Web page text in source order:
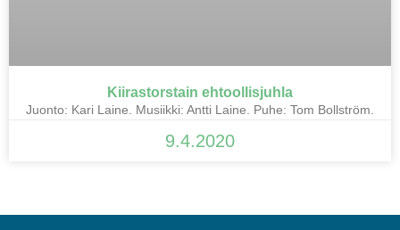
Kiirastorstain ehtoollisjuhla
Juonto: Kari Laine. Musiikki: Antti Laine. Puhe: Tom Bollström.
9.4.2020